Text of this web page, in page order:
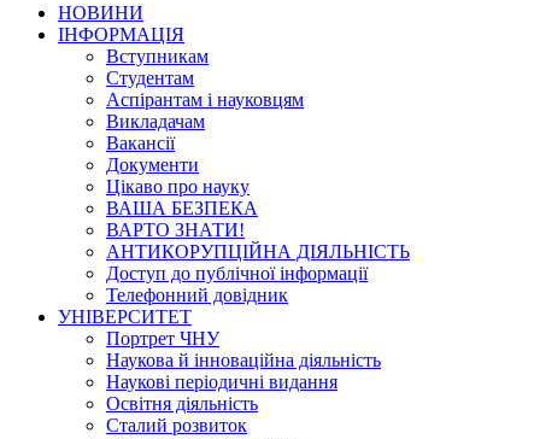
НОВИНИ
ІНФОРМАЦІЯ
Вступникам
Студентам
Аспірантам і науковцям
Викладачам
Вакансії
Документи
Цікаво про науку
ВАША БЕЗПЕКА
ВАРТО ЗНАТИ!
АНТИКОРУПЦІЙНА ДІЯЛЬНІСТЬ
Доступ до публічної інформації
Телефонний довідник
УНІВЕРСИТЕТ
Портрет ЧНУ
Наукова й інноваційна діяльність
Наукові періодичні видання
Освітня діяльність
Сталий розвиток